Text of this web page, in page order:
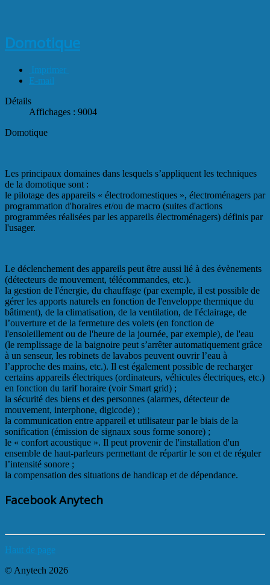
Domotique
Imprimer
E-mail
Détails
Affichages : 9004
Domotique
Les principaux domaines dans lesquels s’appliquent les techniques
de la domotique sont :
le pilotage des appareils « électrodomestiques », électroménagers par
programmation d'horaires et/ou de macro (suites d'actions
programmées réalisées par les appareils électroménagers) définis par
l'usager.
Le déclenchement des appareils peut être aussi lié à des évènements
(détecteurs de mouvement, télécommandes, etc.).
la gestion de l'énergie, du chauffage (par exemple, il est possible de
gérer les apports naturels en fonction de l'enveloppe thermique du
bâtiment), de la climatisation, de la ventilation, de l'éclairage, de
l’ouverture et de la fermeture des volets (en fonction de
l'ensoleillement ou de l'heure de la journée, par exemple), de l'eau
(le remplissage de la baignoire peut s’arrêter automatiquement grâce
à un senseur, les robinets de lavabos peuvent ouvrir l’eau à
l’approche des mains, etc.). Il est également possible de recharger
certains appareils électriques (ordinateurs, véhicules électriques, etc.)
en fonction du tarif horaire (voir Smart grid) ;
la sécurité des biens et des personnes (alarmes, détecteur de
mouvement, interphone, digicode) ;
la communication entre appareil et utilisateur par le biais de la
sonification (émission de signaux sous forme sonore) ;
le « confort acoustique ». Il peut provenir de l'installation d'un
ensemble de haut-parleurs permettant de répartir le son et de réguler
l’intensité sonore ;
la compensation des situations de handicap et de dépendance.
Facebook Anytech
Haut de page
© Anytech 2026